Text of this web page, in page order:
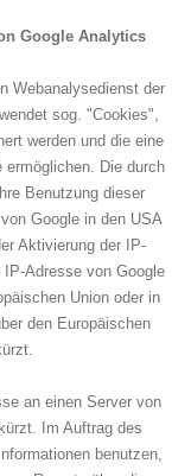
Google Analytics
Webanalysedienst der
sog. "Cookies",
werden und die eine
Die durch
Benutzung dieser
Google in den USA
Aktivierung der IP-
Adresse von Google
Union oder in
den Europäischen
an einen Server von
Im Auftrag des
benutzen,